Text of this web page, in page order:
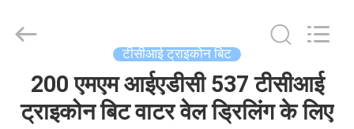
Copyright
tcitriconebit.com.
Rights
Reserved.
टीसीआई ट्राइकोन बिट
200 एमएम आईएडीसी 537 टीसीआई
ट्राइकोन बिट वाटर वेल ड्रिलिंग के लिए